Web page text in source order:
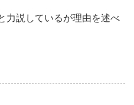
力説しているが理由を述べ